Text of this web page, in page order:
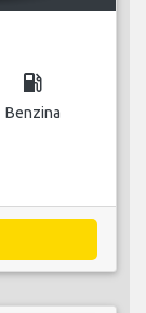
local_gas_station
Benzina